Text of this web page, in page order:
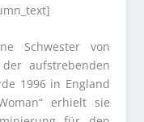
Schwester von
aufstrebenden
1996 in England
erhielt sie